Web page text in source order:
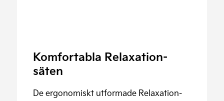
Komfortabla Relaxation-
säten
De ergonomiskt utformade Relaxation-